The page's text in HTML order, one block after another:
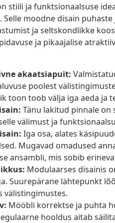
stiili ja funktsionaalsuse
Selle moodne disain
ja seltskondlikke
ja pikaajalise
akaatsiapuit:
poolest
toon toob välja iga aeda ja
Tänu lakitud pinnale on
välimust ja
Iga osa, alates
Mugavad omadused
ansambli, mis sobib
Modulaarses disainis
Suurepärane lähtepunkt
välistingimustes.
Mööbli korrektse ja puhta
hooldus aitab